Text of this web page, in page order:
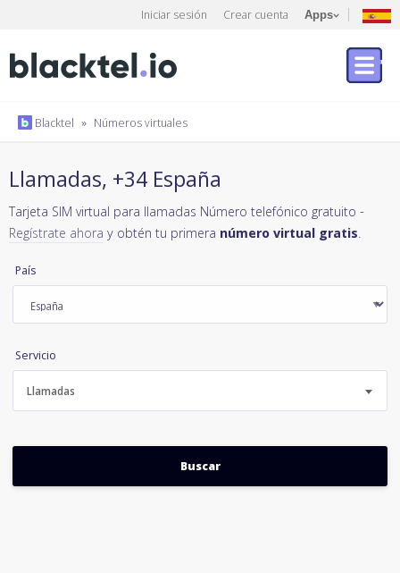
Iniciar sesión Crear cuenta Apps
Blacktel » Números virtuales
Llamadas, +34 España
Tarjeta SIM virtual para llamadas Número telefónico gratuito -
Regístrate ahora y obtén tu primera número virtual gratis.
País
Servicio
Llamadas